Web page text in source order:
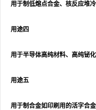
用于制低熔点合金、核反应堆
用途四
用于半导体高纯材料、高纯铋
用途五
用于制合金如印刷用的活字合